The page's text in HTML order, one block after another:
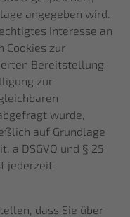
angegeben wird.
Interesse an
Cookies zur
Bereitstellung
zur
wurde,
auf Grundlage
a DSGVO und § 25
jederzeit
dass Sie über